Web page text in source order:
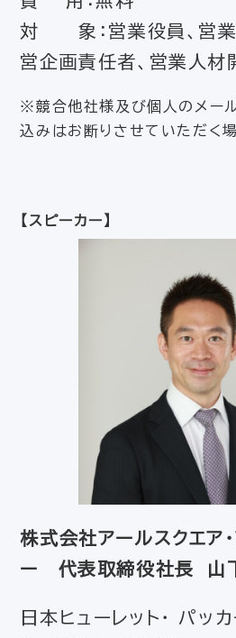
対 象：営業役員、営業
営企画責任者、営業人材
※競合他社様及び個人のメー
込みはお断りさせていただく
【スピーカー】
株式会社アールスクエア
ー 代表取締役社長 山
日本ヒューレット・ パッ